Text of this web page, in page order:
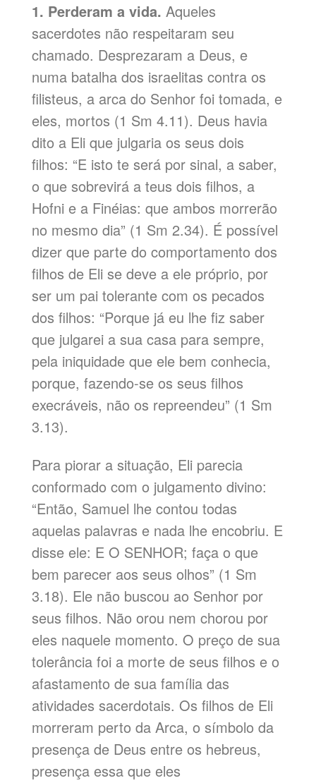
1. Perderam a vida. Aqueles
sacerdotes não respeitaram seu
chamado. Desprezaram a Deus, e
numa batalha dos israelitas contra os
filisteus, a arca do Senhor foi tomada, e
eles, mortos (1 Sm 4.11). Deus havia
dito a Eli que julgaria os seus dois
filhos: “E isto te será por sinal, a saber,
o que sobrevirá a teus dois filhos, a
Hofni e a Finéias: que ambos morrerão
no mesmo dia” (1 Sm 2.34). É possível
dizer que parte do comportamento dos
filhos de Eli se deve a ele próprio, por
ser um pai tolerante com os pecados
dos filhos: “Porque já eu lhe fiz saber
que julgarei a sua casa para sempre,
pela iniquidade que ele bem conhecia,
porque, fazendo-se os seus filhos
execráveis, não os repreendeu” (1 Sm
3.13).
Para piorar a situação, Eli parecia
conformado com o julgamento divino:
“Então, Samuel lhe contou todas
aquelas palavras e nada lhe encobriu. E
disse ele: E O SENHOR; faça o que
bem parecer aos seus olhos” (1 Sm
3.18). Ele não buscou ao Senhor por
seus filhos. Não orou nem chorou por
eles naquele momento. O preço de sua
tolerância foi a morte de seus filhos e o
afastamento de sua família das
atividades sacerdotais. Os filhos de Eli
morreram perto da Arca, o símbolo da
presença de Deus entre os hebreus,
presença essa que eles